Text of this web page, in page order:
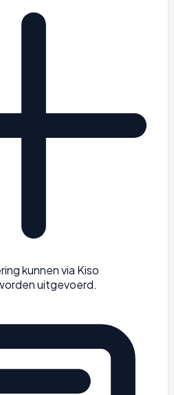
kunnen via Kiso
uitgevoerd.